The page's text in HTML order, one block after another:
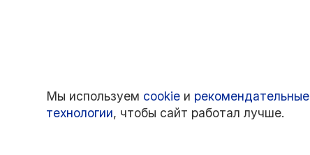
Мы используем cookie и рекомендательные
технологии, чтобы сайт работал лучше.